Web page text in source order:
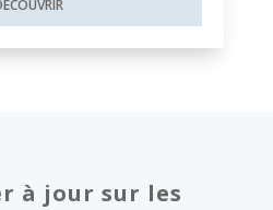
à jour sur les